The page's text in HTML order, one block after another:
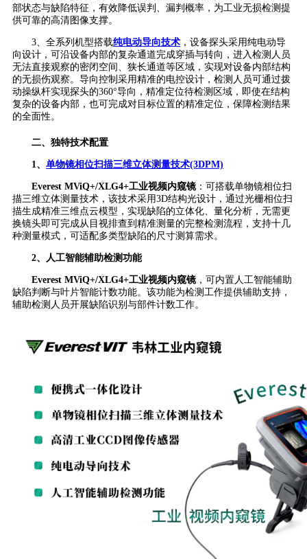
部状态与缺陷特征，有效降低误判、漏判概率，为工业无损检测提
供可靠的高清图像支撑。
3、全系列机型搭载纯电动导向技术 ，设备探头采用纯电动导
向设计，可沿设备内部的复杂通道完成穿插与转向，进入检测人员
无法直接观察的密闭空间、狭长通道等区域，实现对设备内部结构
的无损伤观察。导向控制采用精准的电控设计，检测人员可通过拨
动操纵杆实现探头的360°导向，精准定位待检测区域，即使在结构
复杂的设备内部，也可完成对目标位置的精准定位，保障检测结果
的全面性。
二、独特技术配置
1、 单物镜相位扫描三维立体测量技术(3DPM)
Everest MViQ+/XLG4+工业视频内窥镜 ：可搭载单物镜相位扫
描三维立体测量技术，该技术采用3D结构光设计，通过光栅相位扫
描生成精准三维点云模型，实现缺陷的立体化、量化分析，无需更
换镜头即可完成从目视排查到精准测量的完整检测流程，支持十几
种测量模式，可适配多类型缺陷的尺寸测算需求。
2、人工智能辅助检测功能
Everest MViQ+/XLG4+工业视频内窥镜 ，可内置人工智能辅助
缺陷判断与叶片智能计数功能。该功能为检测工作提供辅助支持，
辅助检测人员开展缺陷识别与部件计数工作。